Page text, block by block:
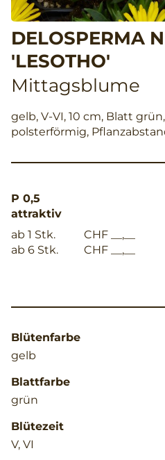
DELOSPERMA
'LESOTHO'
Mittagsblume
gelb, V-VI, 10 cm, Blatt
polsterförmig,
P 0,5
attraktiv
ab 1 Stk.
CHF __,__
ab 6 Stk.
CHF __,__
Blütenfarbe
gelb
Blattfarbe
grün
Blütezeit
V, VI